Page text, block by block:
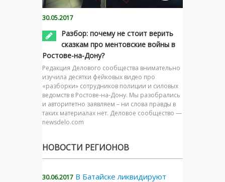
30.05.2017
Разбор: почему не стоит верить
сказкам про ментовские войны в
Ростове-на-Дону?
Редакция Делового сообщества внимательно
изучила десятки фейковых видео про
«разборки» сотрудников полиции и силовых
ведомств в Ростове-на-Дону. Мы разобрались
и авторитетно заявляем – ни слова правды в
таких материалах нет. Деловое сообщество —
newsdelo.com
НОВОСТИ РЕГИОНОВ
30.06.2017 В Батайске ликвидируют